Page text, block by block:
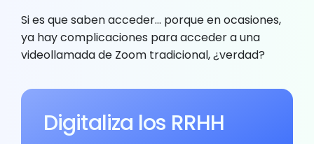
Si es que saben acceder… porque en ocasiones,
ya hay complicaciones para acceder a una
videollamada de Zoom tradicional, ¿verdad?
Digitaliza los RRHH